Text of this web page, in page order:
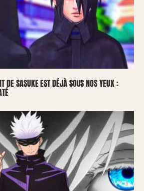
DE SASUKE EST DÉJÀ SOUS NOS YEUX :